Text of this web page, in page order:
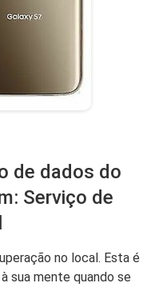
de dados do
Serviço de
no local. Esta é
sua mente quando se